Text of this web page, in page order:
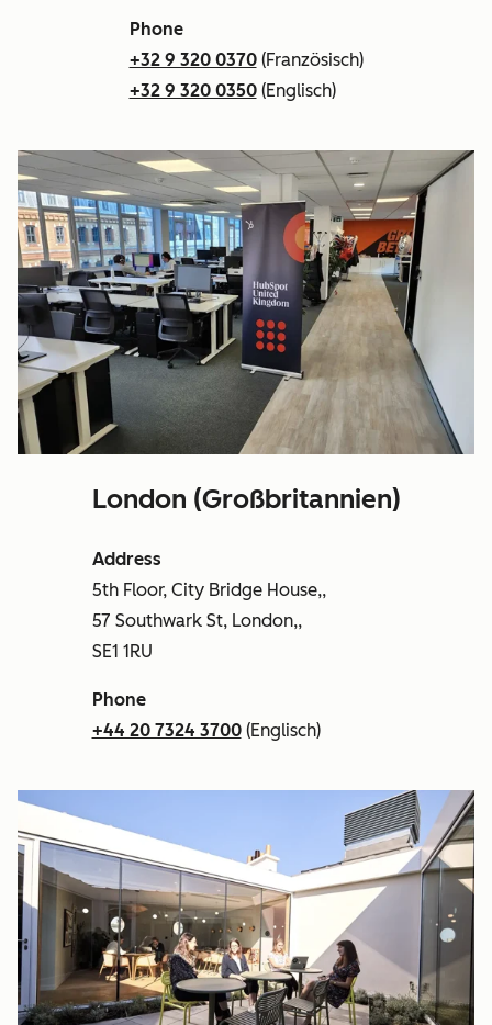
Phone
+32 9 320 0370(Französisch)
+32 9 320 0350(Englisch)
London (Großbritannien)
Address
5th Floor, City Bridge House,,
57 Southwark St, London,,
SE1 1RU
Phone
+44 20 7324 3700(Englisch)